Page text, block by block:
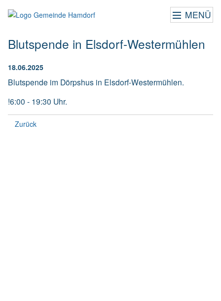
MENÜ
Blutspende in Elsdorf-Westermühlen
18.06.2025
Blutspende im Dörpshus in Elsdorf-Westermühlen.
!6:00 - 19:30 Uhr.
Zurück